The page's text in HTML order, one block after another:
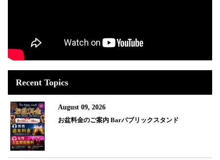
Recent Topics
August 09, 2026
お盆料金のご案内 Barパブリックスタンド